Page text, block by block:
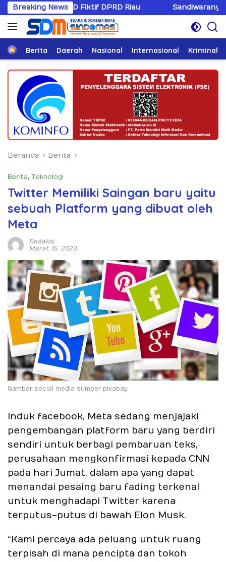
Langsung
ke
konten
Breaking News
Fiktif DPRD Riau Sandiwaranya Rekonsiliasi
HomeBerita Daerah Nasional Internasional Kriminal
Beranda Berita
Berita, Teknologi
Twitter Memiliki Saingan baru yaitu
sebuah Platform yang dibuat oleh
Meta
Redaksi
Maret 15, 2023
Gambar social media sumber pixabay
Induk facebook, Meta sedang menjajaki
pengembangan platform baru yang berdiri
sendiri untuk berbagi pembaruan teks,
perusahaan mengkonfirmasi kepada CNN
pada hari Jumat, dalam apa yang dapat
menandai pesaing baru fading terkenal
untuk menghadapi Twitter karena
terputus-putus di bawah Elon Musk.
“Kami percaya ada peluang untuk ruang
terpisah di mana pencipta dan tokoh